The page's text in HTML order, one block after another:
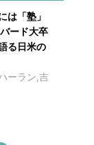
は「塾」
ード大卒
る日米の
ーラン,吉